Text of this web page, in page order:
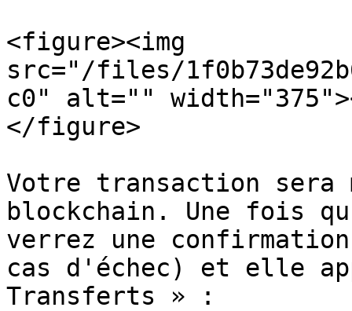
<figure><img
src="/files/
c0" alt=""
</figure>
Votre transaction sera
blockchain. Une fois
verrez une
cas d'échec) et elle
Transferts » :